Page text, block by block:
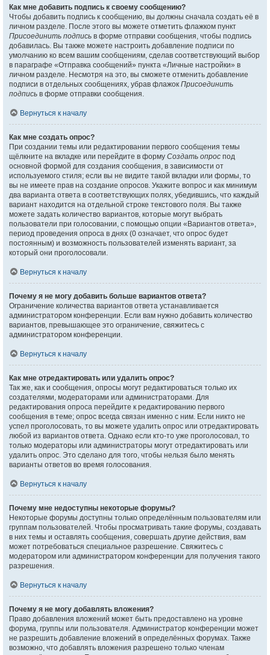
Как мне добавить подпись к своему сообщению?
Чтобы добавить подпись к сообщению, вы должны сначала создать её в
личном разделе. После этого вы можете отметить флажком пункт
Присоединить подпись в форме отправки сообщения, чтобы подпись
добавилась. Вы также можете настроить добавление подписи по
умолчанию ко всем вашим сообщениям, сделав соответствующий выбор
в параграфе «Отправка сообщений» пункта «Личные настройки» в
личном разделе. Несмотря на это, вы сможете отменить добавление
подписи в отдельных сообщениях, убрав флажок Присоединить
подпись в форме отправки сообщения.
Вернуться к началу
Как мне создать опрос?
При создании темы или редактировании первого сообщения темы
щёлкните на вкладке или перейдите в форму Создать опрос под
основной формой для создания сообщения, в зависимости от
используемого стиля; если вы не видите такой вкладки или формы, то
вы не имеете прав на создание опросов. Укажите вопрос и как минимум
два варианта ответа в соответствующих полях, убедившись, что каждый
вариант находится на отдельной строке текстового поля. Вы также
можете задать количество вариантов, которые могут выбрать
пользователи при голосовании, с помощью опции «Вариантов ответа»,
период проведения опроса в днях (0 означает, что опрос будет
постоянным) и возможность пользователей изменять вариант, за
который они проголосовали.
Вернуться к началу
Почему я не могу добавить больше вариантов ответа?
Ограничение количества вариантов ответа устанавливается
администратором конференции. Если вам нужно добавить количество
вариантов, превышающее это ограничение, свяжитесь с
администратором конференции.
Вернуться к началу
Как мне отредактировать или удалить опрос?
Так же, как и сообщения, опросы могут редактироваться только их
создателями, модераторами или администраторами. Для
редактирования опроса перейдите к редактированию первого
сообщения в теме; опрос всегда связан именно с ним. Если никто не
успел проголосовать, то вы можете удалить опрос или отредактировать
любой из вариантов ответа. Однако если кто-то уже проголосовал, то
только модераторы или администраторы могут отредактировать или
удалить опрос. Это сделано для того, чтобы нельзя было менять
варианты ответов во время голосования.
Вернуться к началу
Почему мне недоступны некоторые форумы?
Некоторые форумы доступны только определённым пользователям или
группам пользователей. Чтобы просматривать такие форумы, создавать
в них темы и оставлять сообщения, совершать другие действия, вам
может потребоваться специальное разрешение. Свяжитесь с
модератором или администратором конференции для получения такого
разрешения.
Вернуться к началу
Почему я не могу добавлять вложения?
Право добавления вложений может быть предоставлено на уровне
форума, группы или пользователя. Администратор конференции может
не разрешить добавление вложений в определённых форумах. Также
возможно, что добавлять вложения разрешено только членам